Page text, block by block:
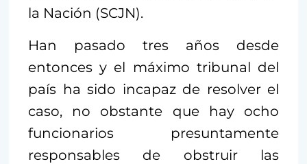
la Nación (SCJN).
Han pasado tres años desde
entonces y el máximo tribunal del
país ha sido incapaz de resolver el
caso, no obstante que hay ocho
funcionarios presuntamente
responsables de obstruir las